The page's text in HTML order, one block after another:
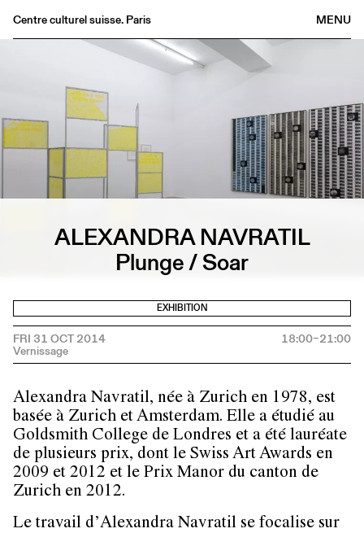
MENU
Centre culturel suisse. Paris
Archives
Publications
ALEXANDRA NAVRATIL
Plunge / Soar
EXHIBITION
FRI 31 OCT 2014 18:00–21:00
Alexandra Navratil, née à Zurich en 1978, est
basée à Zurich et Amsterdam. Elle a étudié au
Goldsmith College de Londres et a été lauréate
de plusieurs prix, dont le Swiss Art Awards en
2009 et 2012 et le Prix Manor du canton de
Zurich en 2012.
Le travail d’Alexandra Navratil se focalise sur